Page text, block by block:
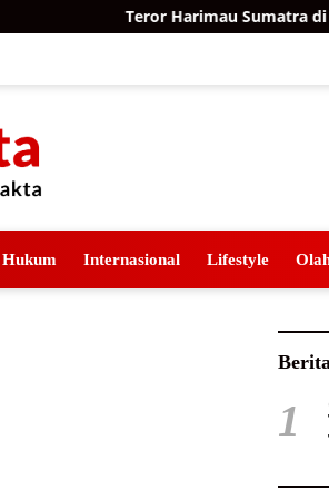
Teror Harimau Sumatra di
Hukum Internasional Lifestyle
1